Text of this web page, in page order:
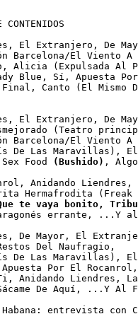
Sex Food
(Bushido) , Algo
te vaya bonito,